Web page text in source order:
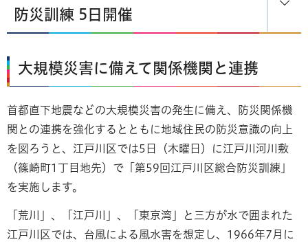
防災訓練 5日開催
大規模災害に備えて関係機関と連携
首都直下地震などの大規模災害の発生に備え、防災関係機
関との連携を強化するとともに地域住民の防災意識の向上
を図ろうと、江戸川区では5日（木曜日）に江戸川河川敷
（篠崎町1丁目地先）で「第59回江戸川区総合防災訓練」
を実施します。
「荒川」、「江戸川」、「東京湾」と三方が水で囲まれた
江戸川区では、台風による風水害を想定し、1966年7月に